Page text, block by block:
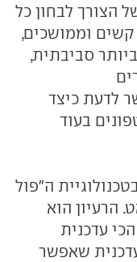
הצורך לבחון כל
קשים וממושכים,
סביבתית,
לדעת כיצד
בעוד
ה"פול
הרעיון הוא
עדכנית
שאפשר